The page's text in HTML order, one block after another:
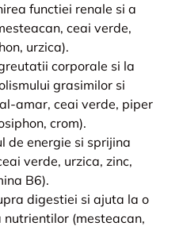
functiei renale si a
ceai verde,
urzica).
corporale si la
grasimilor si
amar, ceai verde, piper
crom).
de energie si sprijina
verde, urzica, zinc,
B6).
digestiei si ajuta la o
(mesteacan,